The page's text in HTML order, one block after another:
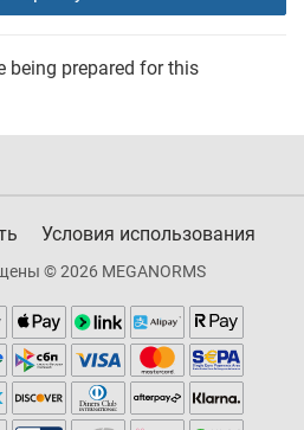
being prepared for this
Условия использования
© 2026 MEGANORMS